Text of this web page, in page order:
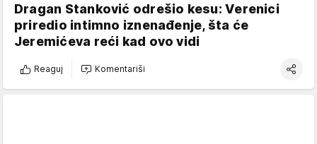
Dragan Stanković odrešio kesu: Verenici
priredio intimno iznenađenje, šta će
Jeremićeva reći kad ovo vidi
Reaguj Komentariši